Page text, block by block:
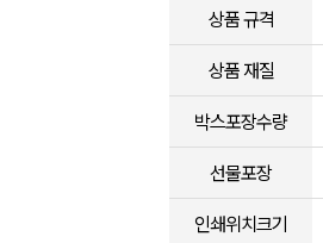
상품 규격
상품 재질
박스포장수량
선물포장
인쇄위치크기